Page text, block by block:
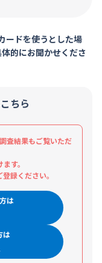
ードを使うとした場
的にお聞かせくださ
ちら
査結果もご覧いただ
す。
録ください。
は
は